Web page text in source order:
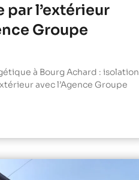
l’extérieur
Groupe
à Bourg Achard : isolation
avec l’Agence Groupe